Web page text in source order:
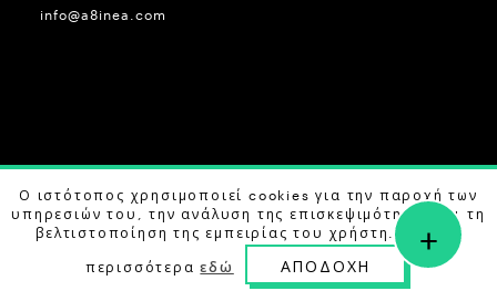
info@a8inea.com
COPYRIGHT © 2026 αθηΝΕΑ, ALL RIGHTS RESERVED.
DESIGN BY G DESIGN STUDIO. DEVELOPED BYB LABS
Ο ιστότοπος χρησιμοποιεί cookies για την παροχή των
υπηρεσιών του, την ανάλυση της επισκεψιμότητας και τη
βελτιστοποίηση της εμπειρίας του χρήστη. Μάθετε
περισσότεραεδώ ΑΠΟΔΟΧΗ
+